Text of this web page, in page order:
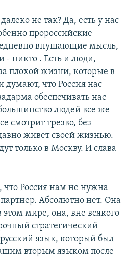
не так? Да, есть у нас
пророссийские
внушающие мысль,
- никто . Есть и люди,
плохой жизни, которые в
думают, что Россия нас
обеспечивать нас
людей все же
смотрит трезво, без
живет своей жизнью.
только в Москву. И слава
что Россия нам не нужна
Абсолютно нет. Она
мире, она, вне всякого
стратегический
язык, который был
вторым языком после